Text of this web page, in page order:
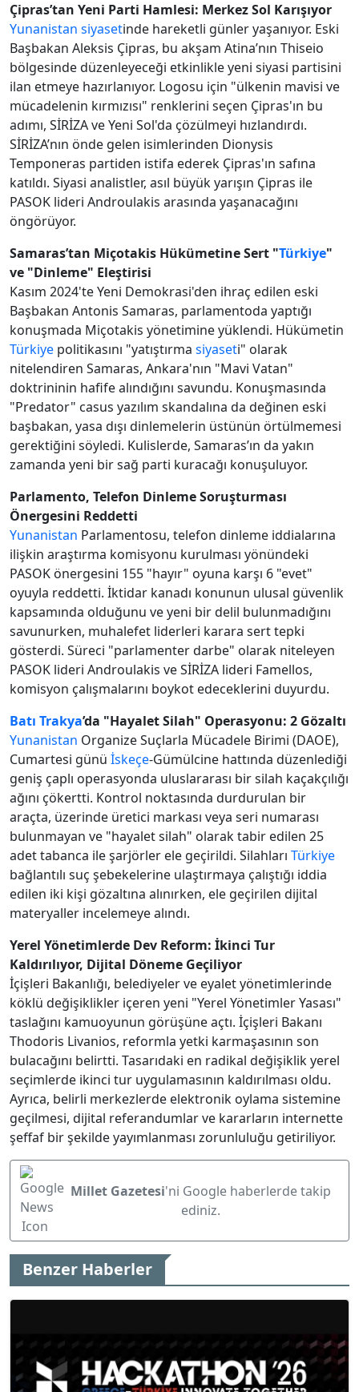
Çipras’tan Yeni Parti Hamlesi: Merkez Sol Karışıyor
Yunanistan siyasetinde hareketli günler yaşanıyor. Eski
Başbakan Aleksis Çipras, bu akşam Atina’nın Thiseio
bölgesinde düzenleyeceği etkinlikle yeni siyasi partisini
ilan etmeye hazırlanıyor. Logosu için "ülkenin mavisi ve
mücadelenin kırmızısı" renklerini seçen Çipras'ın bu
adımı, SİRİZA ve Yeni Sol'da çözülmeyi hızlandırdı.
SİRİZA’nın önde gelen isimlerinden Dionysis
Temponeras partiden istifa ederek Çipras'ın safına
katıldı. Siyasi analistler, asıl büyük yarışın Çipras ile
PASOK lideri Androulakis arasında yaşanacağını
öngörüyor.
Samaras’tan Miçotakis Hükümetine Sert "Türkiye"
ve "Dinleme" Eleştirisi
Kasım 2024'te Yeni Demokrasi'den ihraç edilen eski
Başbakan Antonis Samaras, parlamentoda yaptığı
konuşmada Miçotakis yönetimine yüklendi. Hükümetin
Türkiye politikasını "yatıştırma siyaseti" olarak
nitelendiren Samaras, Ankara'nın "Mavi Vatan"
doktrininin hafife alındığını savundu. Konuşmasında
"Predator" casus yazılım skandalına da değinen eski
başbakan, yasa dışı dinlemelerin üstünün örtülmemesi
gerektiğini söyledi. Kulislerde, Samaras’ın da yakın
zamanda yeni bir sağ parti kuracağı konuşuluyor.
Parlamento, Telefon Dinleme Soruşturması
Önergesini Reddetti
Yunanistan Parlamentosu, telefon dinleme iddialarına
ilişkin araştırma komisyonu kurulması yönündeki
PASOK önergesini 155 "hayır" oyuna karşı 6 "evet"
oyuyla reddetti. İktidar kanadı konunun ulusal güvenlik
kapsamında olduğunu ve yeni bir delil bulunmadığını
savunurken, muhalefet liderleri karara sert tepki
gösterdi. Süreci "parlamenter darbe" olarak niteleyen
PASOK lideri Androulakis ve SİRİZA lideri Famellos,
komisyon çalışmalarını boykot edeceklerini duyurdu.
Batı Trakya’da "Hayalet Silah" Operasyonu: 2 Gözaltı
Yunanistan Organize Suçlarla Mücadele Birimi (DAOE),
Cumartesi günü İskeçe-Gümülcine hattında düzenlediği
geniş çaplı operasyonda uluslararası bir silah kaçakçılığı
ağını çökertti. Kontrol noktasında durdurulan bir
araçta, üzerinde üretici markası veya seri numarası
bulunmayan ve "hayalet silah" olarak tabir edilen 25
adet tabanca ile şarjörler ele geçirildi. Silahları Türkiye
bağlantılı suç şebekelerine ulaştırmaya çalıştığı iddia
edilen iki kişi gözaltına alınırken, ele geçirilen dijital
materyaller incelemeye alındı.
Yerel Yönetimlerde Dev Reform: İkinci Tur
Kaldırılıyor, Dijital Döneme Geçiliyor
İçişleri Bakanlığı, belediyeler ve eyalet yönetimlerinde
köklü değişiklikler içeren yeni "Yerel Yönetimler Yasası"
taslağını kamuoyunun görüşüne açtı. İçişleri Bakanı
Thodoris Livanios, reformla yetki karmaşasının son
bulacağını belirtti. Tasarıdaki en radikal değişiklik yerel
seçimlerde ikinci tur uygulamasının kaldırılması oldu.
Ayrıca, belirli merkezlerde elektronik oylama sistemine
geçilmesi, dijital referandumlar ve kararların internette
şeffaf bir şekilde yayımlanması zorunluluğu getiriliyor.
Millet Gazetesi'ni Google haberlerde takip
ediniz.
Benzer Haberler